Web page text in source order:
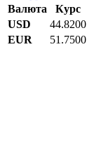
Валюта
Курс
USD
44.8200
EUR
51.7500